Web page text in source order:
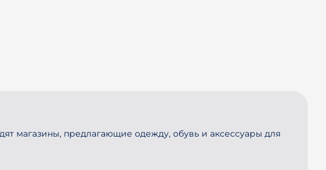
магазины, предлагающие одежду, обувь и аксессуары для